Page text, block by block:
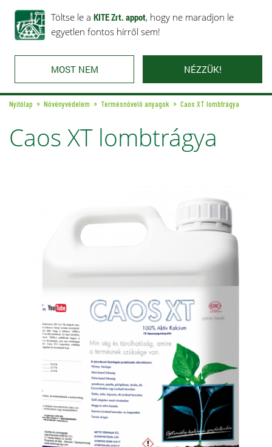
Töltse le a KITE Zrt. appot, hogy ne maradjon le
egyetlen fontos hírről sem!
MOST NEM NÉZZÜK!
Rólunk Ajánlataink Karrier Kapcsolat
Nyitólap Növényvédelem Termésnövelő anyagok Caos XT lombtrágya
Caos XT lombtrágya